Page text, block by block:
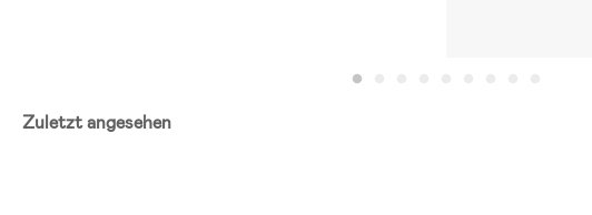
Zuletzt angesehen